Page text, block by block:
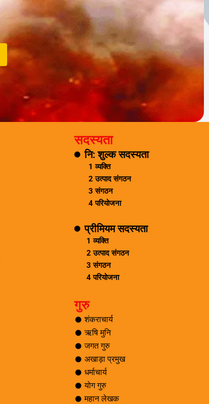
सदस्यता
नि: शुल्क सदस्यता
1 व्यक्ति
2 उत्पाद संगठन
3 संगठन
4 परियोजना
प्रीमियम सदस्यता
1 व्यक्ति
2 उत्पाद संगठन
3 संगठन
4 परियोजना
गुरु
शंकराचार्य
ऋषि मुनि
जगत गुरु
अखाड़ा प्रमुख
धर्माचार्य
योग गुरु
महान लेखक